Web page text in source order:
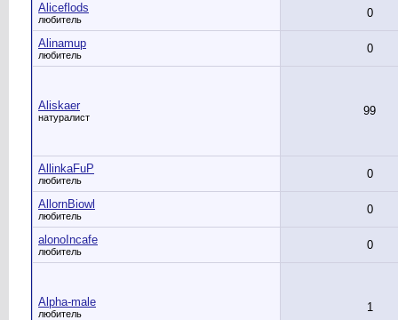
Aliceflods
любитель 0
Alinamup
любитель 0
Aliskaer
натуралист 99
AllinkaFuP
любитель 0
AllornBiowl
любитель 0
alonoIncafe
любитель 0
Alpha-male
любитель 1